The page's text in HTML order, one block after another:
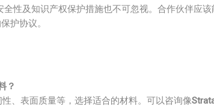
性及知识产权保护措施也不可忽视。合作伙伴应
护协议。
？
、表面质量等，选择适合的材料。可以咨询像